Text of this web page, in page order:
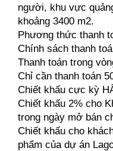
người, khu vực
khoảng 3400 m2.
Phương thức thanh
Chính sách thanh
Thanh toán trong
Chỉ cần thanh toán
Chiết khấu cực kỳ
Chiết khấu 2% cho
trong ngày mở bán
Chiết khấu cho
phẩm của dự án